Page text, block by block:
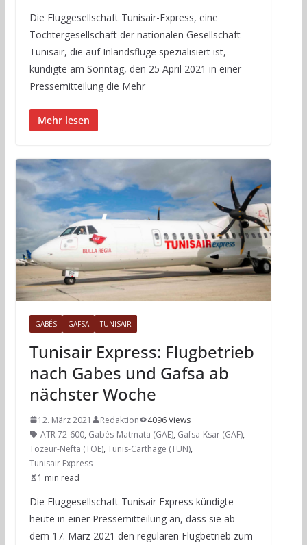
Die Fluggesellschaft Tunisair-Express, eine
Tochtergesellschaft der nationalen Gesellschaft
Tunisair, die auf Inlandsflüge spezialisiert ist,
kündigte am Sonntag, den 25 April 2021 in einer
Pressemitteilung die Mehr
Mehr lesen
GABÉS GAFSA TUNISAIR
Tunisair Express: Flugbetrieb
nach Gabes und Gafsa ab
nächster Woche
12. März 2021 Redaktion
4096 Views
ATR 72-600, Gabés-Matmata (GAE), Gafsa-Ksar (GAF),
Tozeur-Nefta (TOE), Tunis-Carthage (TUN),
Tunisair Express
1 min read
Die Fluggesellschaft Tunisair Express kündigte
heute in einer Pressemitteilung an, dass sie ab
dem 17. März 2021 den regulären Flugbetrieb zum